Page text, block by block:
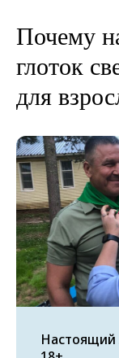
Почему
глоток
для
Настоящий